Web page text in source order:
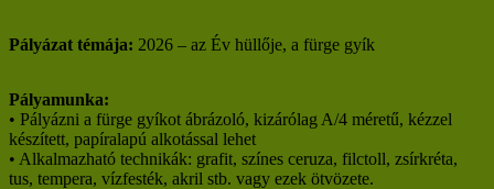
Pályázat témája: 2026 – az Év hüllője, a fürge gyík
Pályamunka:
• Pályázni a fürge gyíkot ábrázoló, kizárólag A/4 méretű, kézzel
készített, papíralapú alkotással lehet
• Alkalmazható technikák: grafit, színes ceruza, filctoll, zsírkréta,
tus, tempera, vízfesték, akril stb. vagy ezek ötvözete.